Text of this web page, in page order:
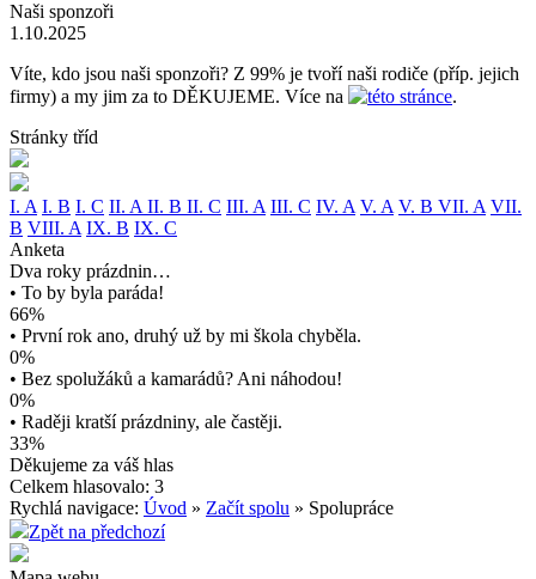
Naši sponzoři
1.10.2025
Víte, kdo jsou naši sponzoři? Z 99% je tvoří naši rodiče (příp. jejich
firmy) a my jim za to DĚKUJEME. Více na
této stránce.
Stránky tříd
I. A I. B I. C II. A II. B II. C III. A III. C IV. A V. A V. B VII. A VII.
B VIII. A IX. B IX. C
Anketa
Dva roky prázdnin…
• To by byla paráda!
66%
• První rok ano, druhý už by mi škola chyběla.
0%
• Bez spolužáků a kamarádů? Ani náhodou!
0%
• Raději kratší prázdniny, ale častěji.
33%
Děkujeme za váš hlas
Celkem hlasovalo: 3
Rychlá navigace: Úvod » Začít spolu » Spolupráce
Zpět na předchozí